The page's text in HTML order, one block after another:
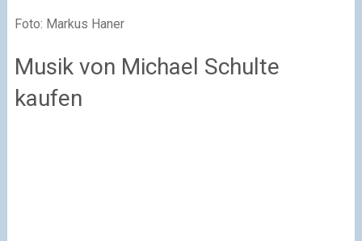
Foto: Markus Haner
Musik von Michael Schulte
kaufen